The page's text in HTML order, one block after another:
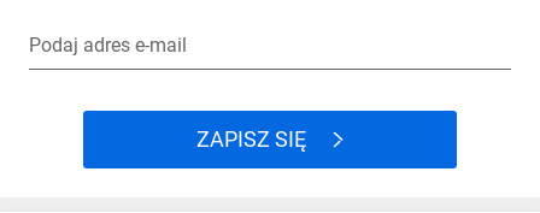
Podaj adres e-mail
ZAPISZ SIĘ